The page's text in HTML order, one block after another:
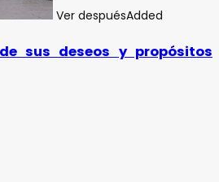
Ver despuésAdded
sus deseos y propósitos